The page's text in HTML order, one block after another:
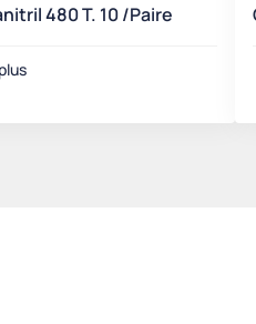
480 T. 10 /Paire